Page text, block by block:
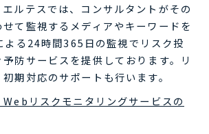
ルテスでは、コンサルタントがその
て監視するメディアやキーワードを
よる24時間365日の監視でリスク投
防サービスを提供しております。リ
期対応のサポートも行います。
リスクモニタリングサービスの